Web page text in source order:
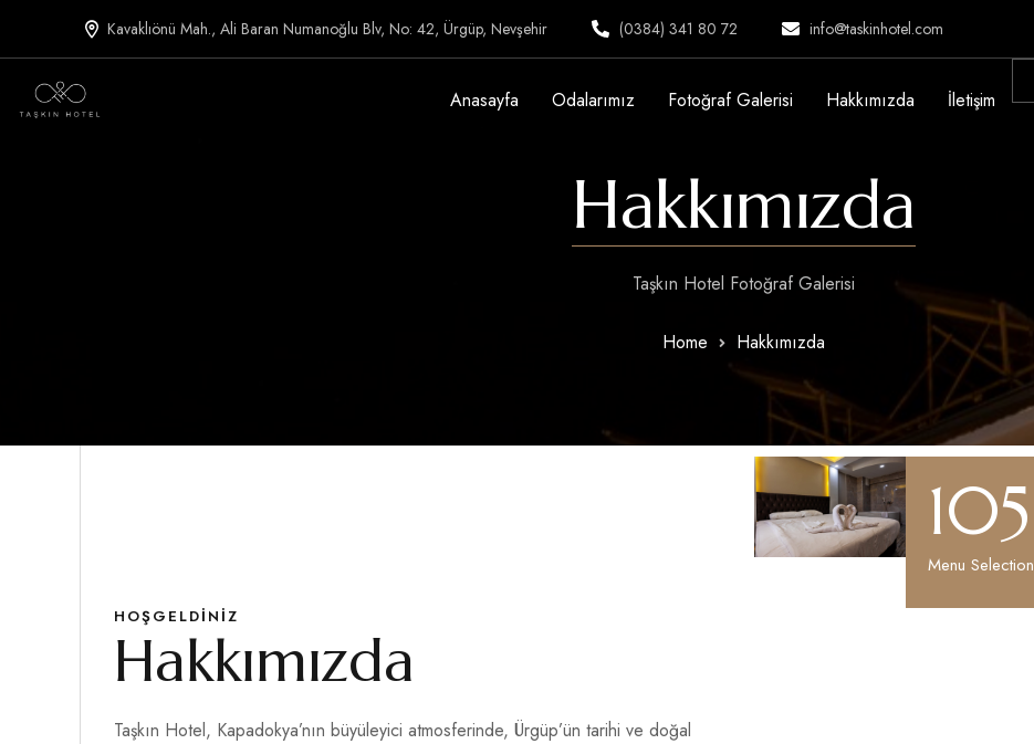
Kavaklıönü Mah., Ali Baran Numanoğlu Blv, No: 42, Ürgüp, Nevşehir (0384) 341 80 72 info@taskinhotel.com
Anasayfa Odalarımız Fotoğraf Galerisi Hakkımızda İletişim
Hakkımızda
Taşkın Hotel Fotoğraf Galerisi
Home Hakkımızda
HOŞGELDINIZ
Hakkımızda
Taşkın Hotel, Kapadokya’nın büyüleyici atmosferinde, Ürgüp’ün tarihi ve doğal
Menu Selection
105